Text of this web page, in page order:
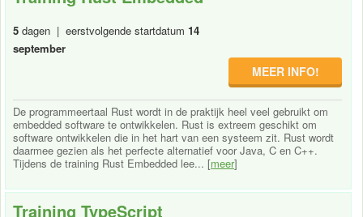
5 dagen | eerstvolgende startdatum 14
september
MEER INFO!
De programmeertaal Rust wordt in de praktijk heel veel gebruikt om
embedded software te ontwikkelen. Rust is extreem geschikt om
software ontwikkelen die in het hart van een systeem zit. Rust wordt
daarmee gezien als het perfecte alternatief voor Java, C en C++.
Tijdens de training Rust Embedded lee... [meer]
Training TypeScript